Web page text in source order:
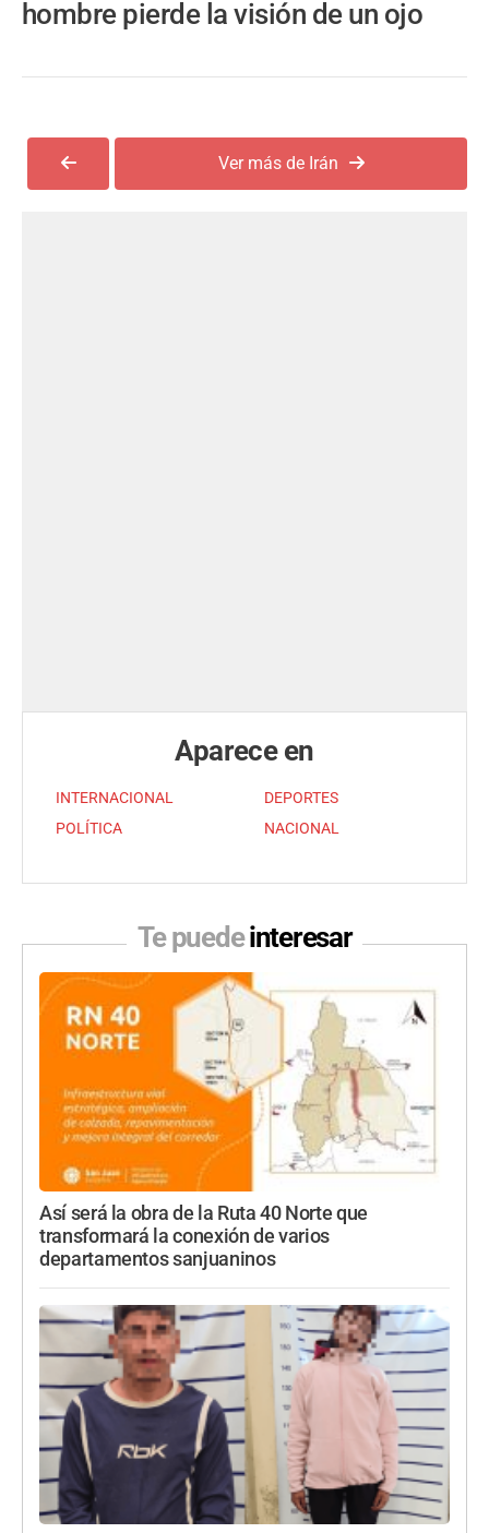
hombre pierde la visión de un ojo
Ver más de Irán
Aparece en
INTERNACIONAL
POLÍTICA
DEPORTES
NACIONAL
Te puedeinteresar
Así será la obra de la Ruta 40 Norte que
transformará la conexión de varios
departamentos sanjuaninos